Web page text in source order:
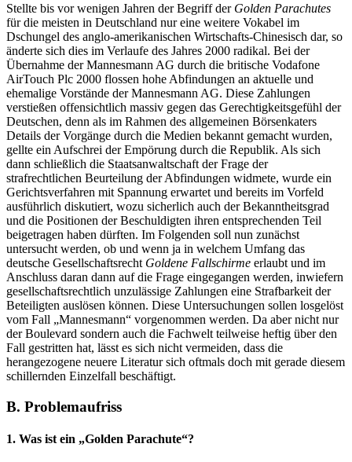
Stellte bis vor wenigen Jahren der Begriff der Golden Parachutes
für die meisten in Deutschland nur eine weitere Vokabel im
Dschungel des anglo-amerikanischen Wirtschafts-Chinesisch dar, so
änderte sich dies im Verlaufe des Jahres 2000 radikal. Bei der
Übernahme der Mannesmann AG durch die britische Vodafone
AirTouch Plc 2000 flossen hohe Abfindungen an aktuelle und
ehemalige Vorstände der Mannesmann AG. Diese Zahlungen
verstießen offensichtlich massiv gegen das Gerechtigkeitsgefühl der
Deutschen, denn als im Rahmen des allgemeinen Börsenkaters
Details der Vorgänge durch die Medien bekannt gemacht wurden,
gellte ein Aufschrei der Empörung durch die Republik. Als sich
dann schließlich die Staatsanwaltschaft der Frage der
strafrechtlichen Beurteilung der Abfindungen widmete, wurde ein
Gerichtsverfahren mit Spannung erwartet und bereits im Vorfeld
ausführlich diskutiert, wozu sicherlich auch der Bekanntheitsgrad
und die Positionen der Beschuldigten ihren entsprechenden Teil
beigetragen haben dürften. Im Folgenden soll nun zunächst
untersucht werden, ob und wenn ja in welchem Umfang das
deutsche Gesellschaftsrecht Goldene Fallschirme erlaubt und im
Anschluss daran dann auf die Frage eingegangen werden, inwiefern
gesellschaftsrechtlich unzulässige Zahlungen eine Strafbarkeit der
Beteiligten auslösen können. Diese Untersuchungen sollen losgelöst
vom Fall „Mannesmann“ vorgenommen werden. Da aber nicht nur
der Boulevard sondern auch die Fachwelt teilweise heftig über den
Fall gestritten hat, lässt es sich nicht vermeiden, dass die
herangezogene neuere Literatur sich oftmals doch mit gerade diesem
schillernden Einzelfall beschäftigt.
B. Problemaufriss
1. Was ist ein „Golden Parachute“?